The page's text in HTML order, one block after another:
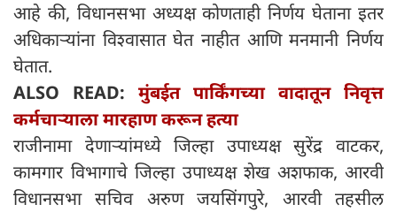
आहे की, विधानसभा अध्यक्ष कोणताही निर्णय घेताना इतर
अधिकाऱ्यांना विश्वासात घेत नाहीत आणि मनमानी निर्णय
घेतात.
ALSO READ: मुंबईत पार्किंगच्या वादातून निवृत्त
कर्मचाऱ्याला मारहाण करून हत्या
राजीनामा देणाऱ्यांमध्ये जिल्हा उपाध्यक्ष सुरेंद्र वाटकर,
कामगार विभागाचे जिल्हा उपाध्यक्ष शेख अशफाक, आरवी
विधानसभा सचिव अरुण जयसिंगपुरे, आरवी तहसील